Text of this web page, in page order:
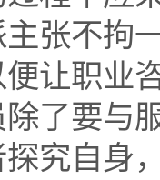
张不拘
让职业
了要与
究自身